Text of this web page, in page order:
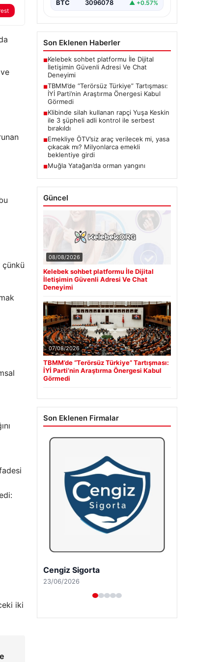
çünkü
iki
BTC 3096078 ▲ +0.57%
Son Eklenen Haberler
■Kelebek sohbet platformu İle Dijital
İletişimin Güvenli Adresi Ve Chat
Deneyimi
■TBMM’de “Terörsüz Türkiye” Tartışması:
İYİ Parti’nin Araştırma Önergesi Kabul
Görmedi
■Klibinde silah kullanan rapçi Yuşa Keskin
ile 3 şüpheli adli kontrol ile serbest
bırakıldı
■Emekliye ÖTV’siz araç verilecek mi, yasa
çıkacak mı? Milyonlarca emekli
beklentiye girdi
■Muğla Yatağan’da orman yangını
Güncel
08/08/2026
Kelebek sohbet platformu İle Dijital
İletişimin Güvenli Adresi Ve Chat
Deneyimi
07/08/2026
TBMM’de “Terörsüz Türkiye” Tartışması:
İYİ Parti’nin Araştırma Önergesi Kabul
Görmedi
Son Eklenen Firmalar
Hastaş Beton
26/05/2026